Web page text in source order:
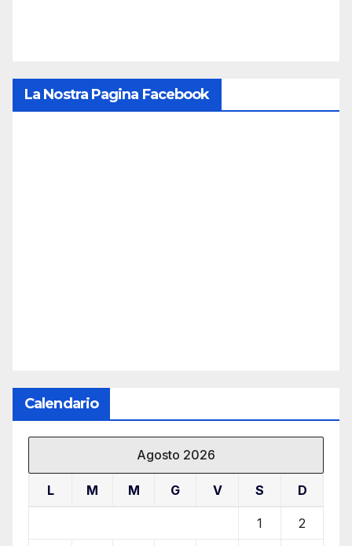
La Nostra Pagina Facebook
Calendario
Agosto 2026
L M M G V S D
1 2